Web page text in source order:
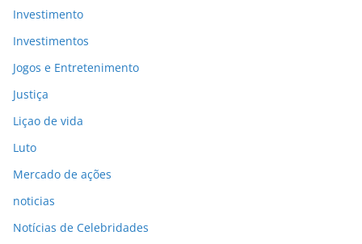
Investimento
Investimentos
Jogos e Entretenimento
Justiça
Liçao de vida
Luto
Mercado de ações
noticias
Notícias de Celebridades